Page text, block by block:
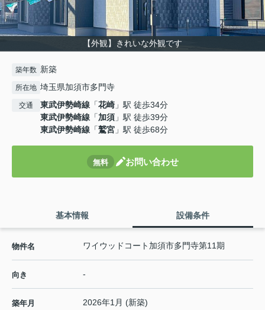
【外観】きれいな外観です
築年数 新築
所在地 埼玉県加須市多門寺
交通 東武伊勢崎線 「花崎 」駅 徒歩34分
東武伊勢崎線 「加須 」駅 徒歩39分
東武伊勢崎線 「鷲宮 」駅 徒歩68分
無料 お問い合わせ
基本情報 設備条件
物件名 ワイウッドコート加須市多門寺第11期
向き -
築年月 2026年1月 (新築)